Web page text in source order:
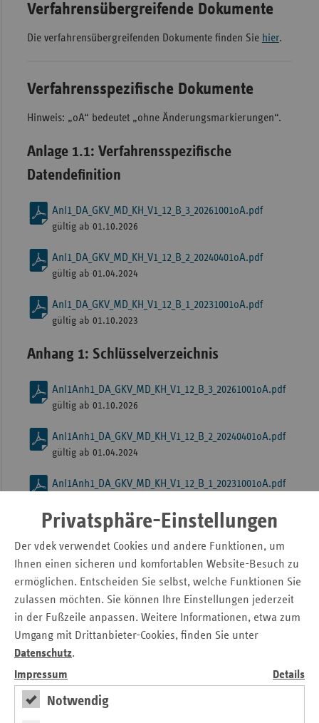
Privatsphäre-Einstellungen
Der vdek verwendet Cookies und andere Funktionen, um
Ihnen einen sicheren und komfortablen Website-Besuch zu
ermöglichen. Entscheiden Sie selbst, welche Funktionen Sie
zulassen möchten. Sie können Ihre Einstellungen jederzeit
in der Fußzeile anpassen. Weitere Informationen, etwa zum
Umgang mit Drittanbieter-Cookies, finden Sie unter
Datenschutz.
Impressum
Details
Notwendig
Verfahrensübergreifende Dokumente
Die verfahrensübergreifenden Dokumente finden Sie hier.
Verfahrensspezifische Dokumente
Hinweis: „oA“ bedeutet „ohne Änderungsmarkierungen“.
Anlage 1.1: Verfahrensspezifische
Datendefinition
Anl1_DA_GKV_MD_KH_V1_12_B_3_20261001oA.pdf
gültig ab 01.10.2026
Anl1_DA_GKV_MD_KH_V1_12_B_2_20240401oA.pdf
gültig ab 01.04.2024
Anl1_DA_GKV_MD_KH_V1_12_B_1_20231001oA.pdf
gültig ab 01.10.2023
Anhang 1: Schlüsselverzeichnis
Anl1Anh1_DA_GKV_MD_KH_V1_12_B_3_20261001oA.pdf
gültig ab 01.10.2026
Anl1Anh1_DA_GKV_MD_KH_V1_12_B_2_20240401oA.pdf
gültig ab 01.04.2024
Anl1Anh1_DA_GKV_MD_KH_V1_12_B_1_20231001oA.pdf
Anhang 2: Befüllungshinweise
Anl1Anh2_DA_GKV_MD_KH_V1_12_B_3_20261001oA.pdf
gültig ab 01.10.2026
Anl1Anh2_DA_GKV_MD_KH_V1_12_B_2_20240401oA.pdf
gültig ab 01.04.2024
gültig ab 01.10.2023
Anhang 3: Hinweise zum XML-Schema